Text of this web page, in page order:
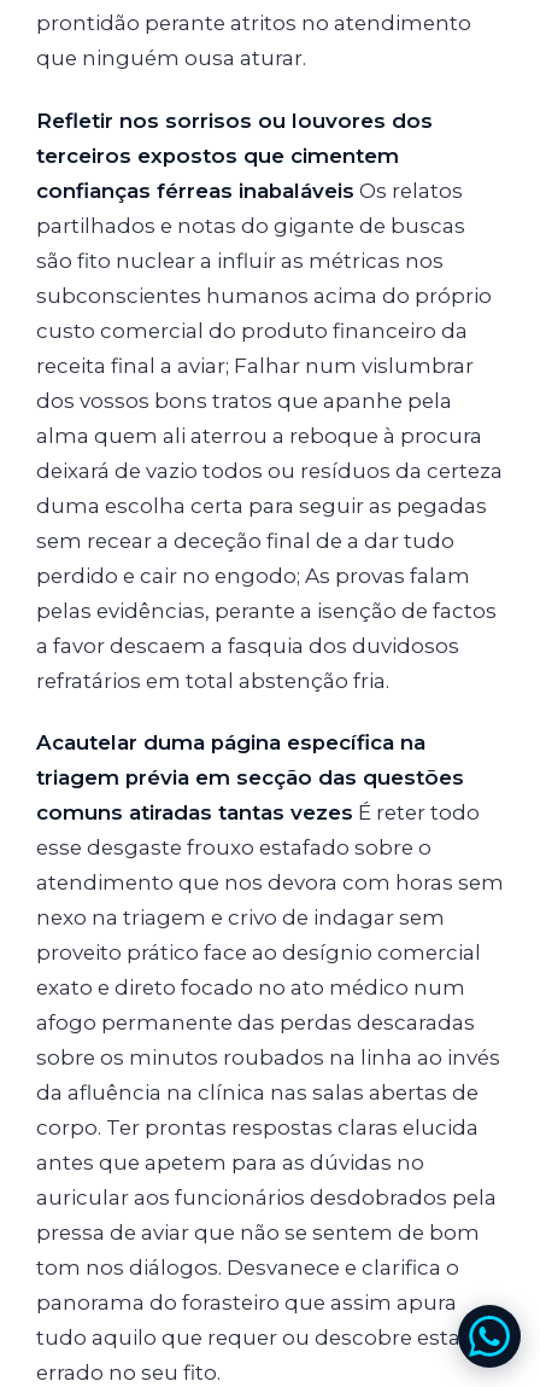
prontidão perante atritos no atendimento
que ninguém ousa aturar.
Refletir nos sorrisos ou louvores dos
terceiros expostos que cimentem
confianças férreas inabaláveis Os relatos
partilhados e notas do gigante de buscas
são fito nuclear a influir as métricas nos
subconscientes humanos acima do próprio
custo comercial do produto financeiro da
receita final a aviar; Falhar num vislumbrar
dos vossos bons tratos que apanhe pela
alma quem ali aterrou a reboque à procura
deixará de vazio todos ou resíduos da certeza
duma escolha certa para seguir as pegadas
sem recear a deceção final de a dar tudo
perdido e cair no engodo; As provas falam
pelas evidências, perante a isenção de factos
a favor descaem a fasquia dos duvidosos
refratários em total abstenção fria.
Acautelar duma página específica na
triagem prévia em secção das questões
comuns atiradas tantas vezes É reter todo
esse desgaste frouxo estafado sobre o
atendimento que nos devora com horas sem
nexo na triagem e crivo de indagar sem
proveito prático face ao desígnio comercial
exato e direto focado no ato médico num
afogo permanente das perdas descaradas
sobre os minutos roubados na linha ao invés
da afluência na clínica nas salas abertas de
corpo. Ter prontas respostas claras elucida
antes que apetem para as dúvidas no
auricular aos funcionários desdobrados pela
pressa de aviar que não se sentem de bom
tom nos diálogos. Desvanece e clarifica o
panorama do forasteiro que assim apura
tudo aquilo que requer ou descobre estar
errado no seu fito.